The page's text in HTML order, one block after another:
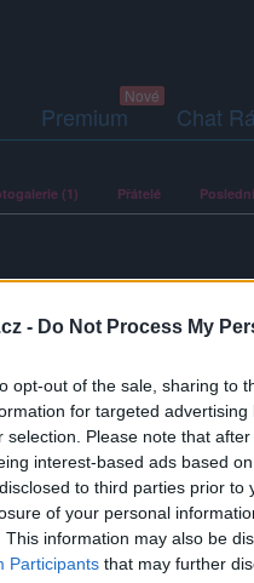
- Do Not Process My
opt-out of the sale, sharing to
for targeted
selection. Please note that
interest-based ads based
to third parties prior
of your personal
This information may also be
Participants that may further
Premium Chat
(1) Přátelé
fotografií. U neověřených